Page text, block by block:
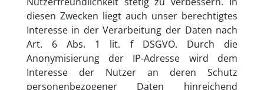
diesen Zwecken liegt auch unser berechtigtes
Interesse in der Verarbeitung der Daten nach
Art. 6 Abs. 1 lit. f DSGVO. Durch die
Anonymisierung der IP-Adresse wird dem
Interesse der Nutzer an deren Schutz
personenbezogener Daten hinreichend